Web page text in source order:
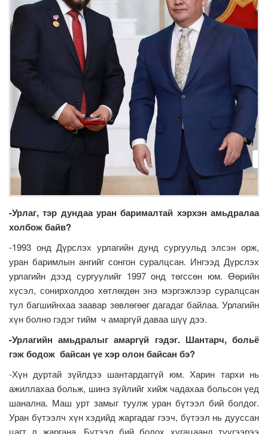
-Урлаг, тэр дундаа уран барималтай хэрхэн амьдралаа
холбож байв?
-1993 онд Дүрслэх урлагийн дунд сургуульд элсэн орж,
уран баримлын ангийг сонгон суралцсан. Ингээд Дүрслэх
урлагийн дээд сургуулийг 1997 онд төгссөн юм. Өөрийн
хүсэл, сонирхолдоо хөтлөгдөн энэ мэргэжлээр суралцсан
тул багшийнхаа заавар зөвлөгөөг дагадаг байлаа. Урлагийн
хүн болно гэдэг тийм ч амаргүй даваа шүү дээ.
-Урлагийн амьдралыг амаргүй гэдэг. Шантарч, больё
гэж бодож байсан үе хэр олон байсан бэ?
-Хүн дуртай зүйлдээ шантардаггүй юм. Харин тархи нь
ажиллахаа больж, шинэ зүйлийг хийж чадахаа больсон үед
шанална. Маш урт замыг туулж уран бүтээл бий болдог.
Уран бүтээлч хүн хэдийд жаргадаг гээч, бүтээл нь дууссан
цагт л жаргана. Бүтээл бий болох хугацаанд түүгээрээ